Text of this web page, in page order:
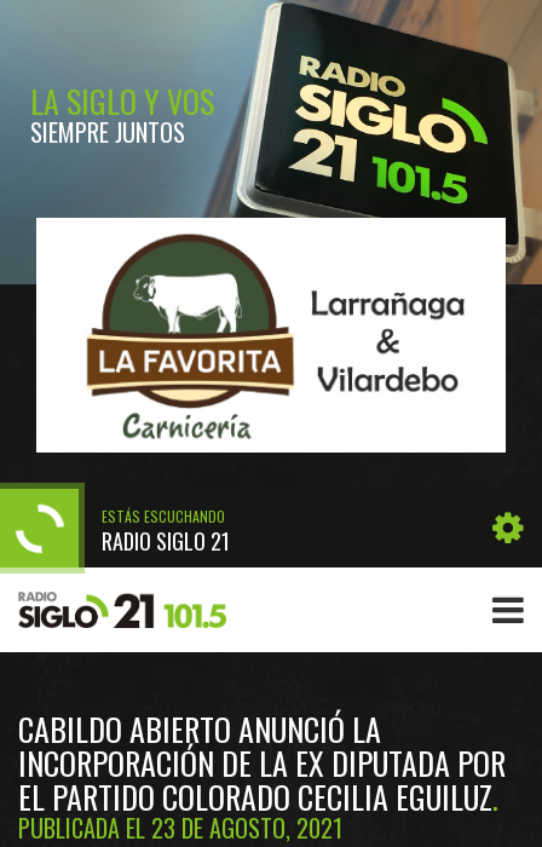
LA SIGLO Y VOS
SIEMPRE JUNTOS
ESTÁS ESCUCHANDO
RADIO SIGLO 21
CABILDO ABIERTO ANUNCIÓ LA
INCORPORACIÓN DE LA EX DIPUTADA POR
EL PARTIDO COLORADO CECILIA EGUILUZ
PUBLICADA EL 23 DE AGOSTO, 2021